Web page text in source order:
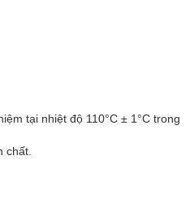
tại nhiệt độ 110°C ± 1°C trong
chất.